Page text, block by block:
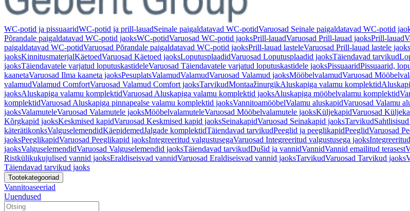
WC-potid ja pissuaaridWC-potid ja prill-lauadSeinale paigaldatavad WC-potidVaruosad Seinale paigaldatavad WC-potid
Põrandale paigaldatavad WC-potid jaoksWC-potidVaruosad WC-potid jaoksPrill-lauadVaruosad Prill-lauad jaoksPrill-lauad
paigaldatavad WC-potidVaruosad Põrandale paigaldatavad WC-potid jaoksPrill-lauad lasteleVaruosad Prill-lauad lastele jaoks
jaoksKinnitusmaterjalKäetoedVaruosad Käetoed jaoksLoputusplaadidVaruosad Loputusplaadid jaoksTäiendavad tarvikud
jaoksTäiendavatele varjatud loputuskastideleVaruosad Täiendavatele varjatud loputuskastidele jaoksPissuaaridPissuaarid,
kaanetaVaruosad Ilma kaaneta jaoksPesuplatsValamudValamudVaruosad Valamud jaoksMööbelvalamudVaruosad
valamudValamud ComfortVaruosad Valamud Comfort jaoksTarvikudMontaažinurgikAluskapiga valamu komplektid
jaoksAluskapiga valamu komplektidVaruosad Aluskapiga valamu komplektid jaoksAluskapiga mööbelvalamu komplektid
komplektidVaruosad Aluskapiga pinnapealse valamu komplektid jaoksVannitoamööbelValamu aluskapidVaruosad Valamu
jaoksValamuteleVaruosad Valamutele jaoksMööbelvalamuteleVaruosad Mööbelvalamutele jaoksKüljekapidVaruosad
Kõrgkapid jaoksKeskmised kapidVaruosad Keskmised kapid jaoksSeinakapidVaruosad Seinakapid jaoksTarvikud
käterätikonksValguselemendidKäepidemedJalgade komplektidTäiendavad tarvikudPeeglid ja peeglikapidPeeglidVaruosad
jaoksPeeglikapidVaruosad Peeglikapid jaoksIntegreeritud valgustusegaVaruosad Integreeritud valgustusega jaoks
jaoksValguselemendidVaruosad Valguselemendid jaoksTäiendavad tarvikudDušid ja vannidVannidVannid emailitud terasest
Ristkülikukujulised vannid jaoksEraldiseisvad vannidVaruosad Eraldiseisvad vannid jaoksTarvikudVaruosad Tarvikud jaoks
Täiendavad tarvikud jaoks
Tootekategooriad
Vannitoaseeriad
Uuendused